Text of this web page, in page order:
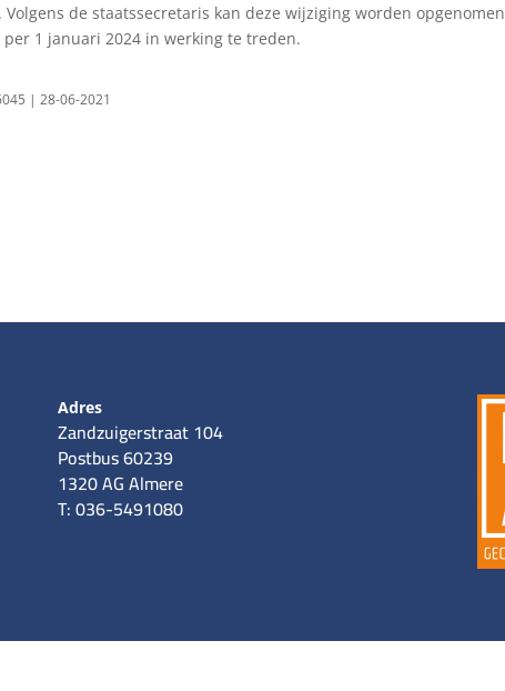
de staatssecretaris kan deze wijziging worden opgenomen
1 januari 2024 in werking te treden.
| 28-06-2021
Adres
Zandzuigerstraat 104
Postbus 60239
1320 AG Almere
T: 036-5491080